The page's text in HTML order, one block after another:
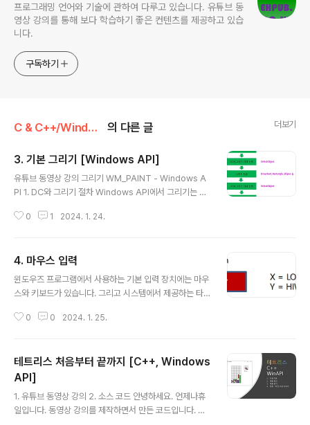
프로그래밍 언어와 기술에 관하여 다루고 있습니다. 유튜브 동
영상 강의를 통해 보다 학습하기 좋은 컨텐츠를 제공하고 있습
니다.
구독하기
C & C++/Windows API 예제 의 다른 글 더보기
3. 기본 그리기 [Windows API]
유튜브 동영상 강의 그리기 WM_PAINT - Windows A
PI 1. DC와 그리기 절차 Windows API에서 그리기는 D
한 여러 정보를 가지고 있는 구조체로 라인이나 경계를 그
가정하면 선을 그리기 위해 두 점의 좌표 뿐만 아니라 선의
형태, 선의 두께, 선의 색상 정보들을 인자로 전달해야 합니
다. 사각형을 그리기 위해서는 좌표 뿐만 아니라 경계 선의
인자가 필요하겠죠. 이처럼 그리기를 위해 전달해야 하는
0 1 2024. 1. 24.
4. 마우스 입력
윈도우즈 프로그램에서 사용하는 기본 입력 장치에는 마우
스와 키보드가 있습니다. 그리고 시스템에서 제공하는 타
서 제공하는 마우스 관련 메시지는 크게 세 종류로 구분할
역에서 마우스를 누르거나 뗐을 때 발생하는 메시지, 그 외
의 메시지(마우스 위치를 조사하기 위한 메시지나 마우스
휠 등)가 있어요. 실제 프로그래밍에서 많이 처리하는 메시
지는 클라이언트 영역에서 누르거나 뗐을 때 발생하는 메
0 0 2024. 1. 25.
테트리스 처음부터 끝까지 [C++, Windows
API]
1. 유튜브 동영상 강의 2. 소스 코드 안녕하세요. 언제나휴
일입니다. 동영상 강의를 제작하면서 만든 코드입니다. 불